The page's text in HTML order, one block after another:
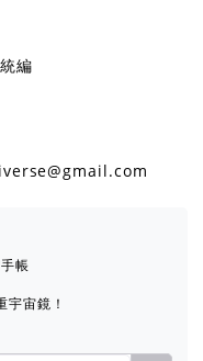
編
帳
宙鏡！